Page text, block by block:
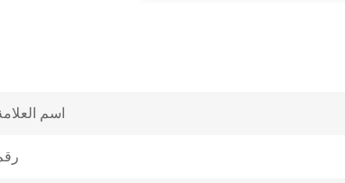
اسم